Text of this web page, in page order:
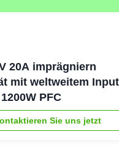
20A imprägniern
mit weltweitem
PFC
Sie uns jetzt